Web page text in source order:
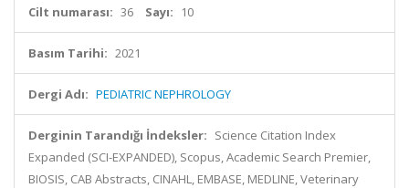
Cilt numarası: 36 Sayı: 10
Basım Tarihi: 2021
Dergi Adı: PEDIATRIC NEPHROLOGY
Derginin Tarandığı İndeksler: Science Citation Index
Expanded (SCI-EXPANDED), Scopus, Academic Search Premier,
BIOSIS, CAB Abstracts, CINAHL, EMBASE, MEDLINE, Veterinary